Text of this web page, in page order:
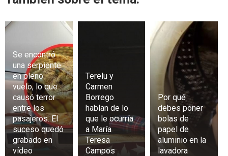
Se encontró
una serpiente
en pleno
vuelo, lo que
causó terror
entre los
pasajeros. El
suceso quedó
grabado en
vídeo
Terelu y
Carmen
Borrego
hablan de lo
que le ocurría
a María
Teresa
Campos
Por qué
debes poner
bolas de
papel de
aluminio en la
lavadora